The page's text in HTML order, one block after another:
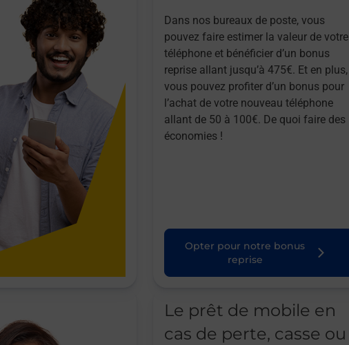
Dans nos bureaux de poste, vous
pouvez faire estimer la valeur de votre
téléphone et bénéficier d’un bonus
reprise allant jusqu’à 475€. Et en plus,
vous pouvez profiter d’un bonus pour
l’achat de votre nouveau téléphone
allant de 50 à 100€. De quoi faire des
économies !
Opter pour notre bonus
reprise
Le prêt de mobile en
cas de perte, casse ou